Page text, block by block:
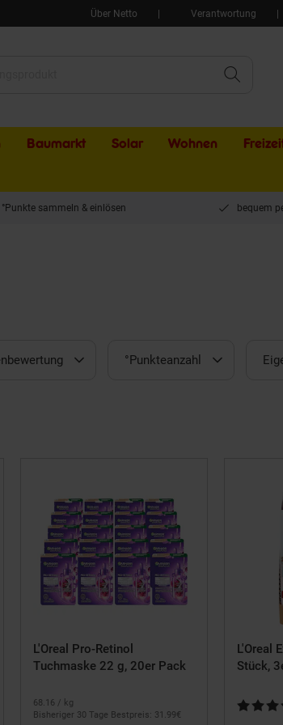
Über Netto Verantwortung
Baumarkt Solar Wohnen
°Punkte sammeln & einlösen bequem
°Punkteanzahl
L'Oreal Pro-Retinol
Tuchmaske 22 g, 20er Pack
68.16 / kg
Bisheriger 30 Tage Bestpreis: 31.99€
L'Oreal
Stück,